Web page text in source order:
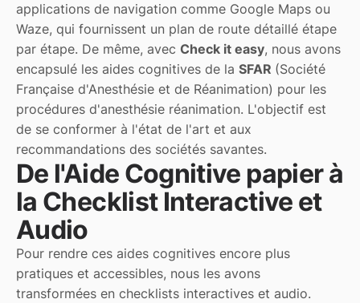
applications de navigation comme Google Maps ou
Waze, qui fournissent un plan de route détaillé étape
par étape. De même, avec Check it easy, nous avons
encapsulé les aides cognitives de la SFAR (Société
Française d'Anesthésie et de Réanimation) pour les
procédures d'anesthésie réanimation. L'objectif est
de se conformer à l'état de l'art et aux
recommandations des sociétés savantes.
De l'Aide Cognitive papier à
la Checklist Interactive et
Audio
Pour rendre ces aides cognitives encore plus
pratiques et accessibles, nous les avons
transformées en checklists interactives et audio.